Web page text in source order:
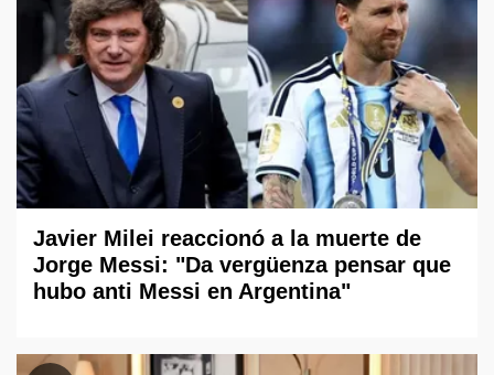
Javier Milei reaccionó a la muerte de
Jorge Messi: "Da vergüenza pensar que
hubo anti Messi en Argentina"